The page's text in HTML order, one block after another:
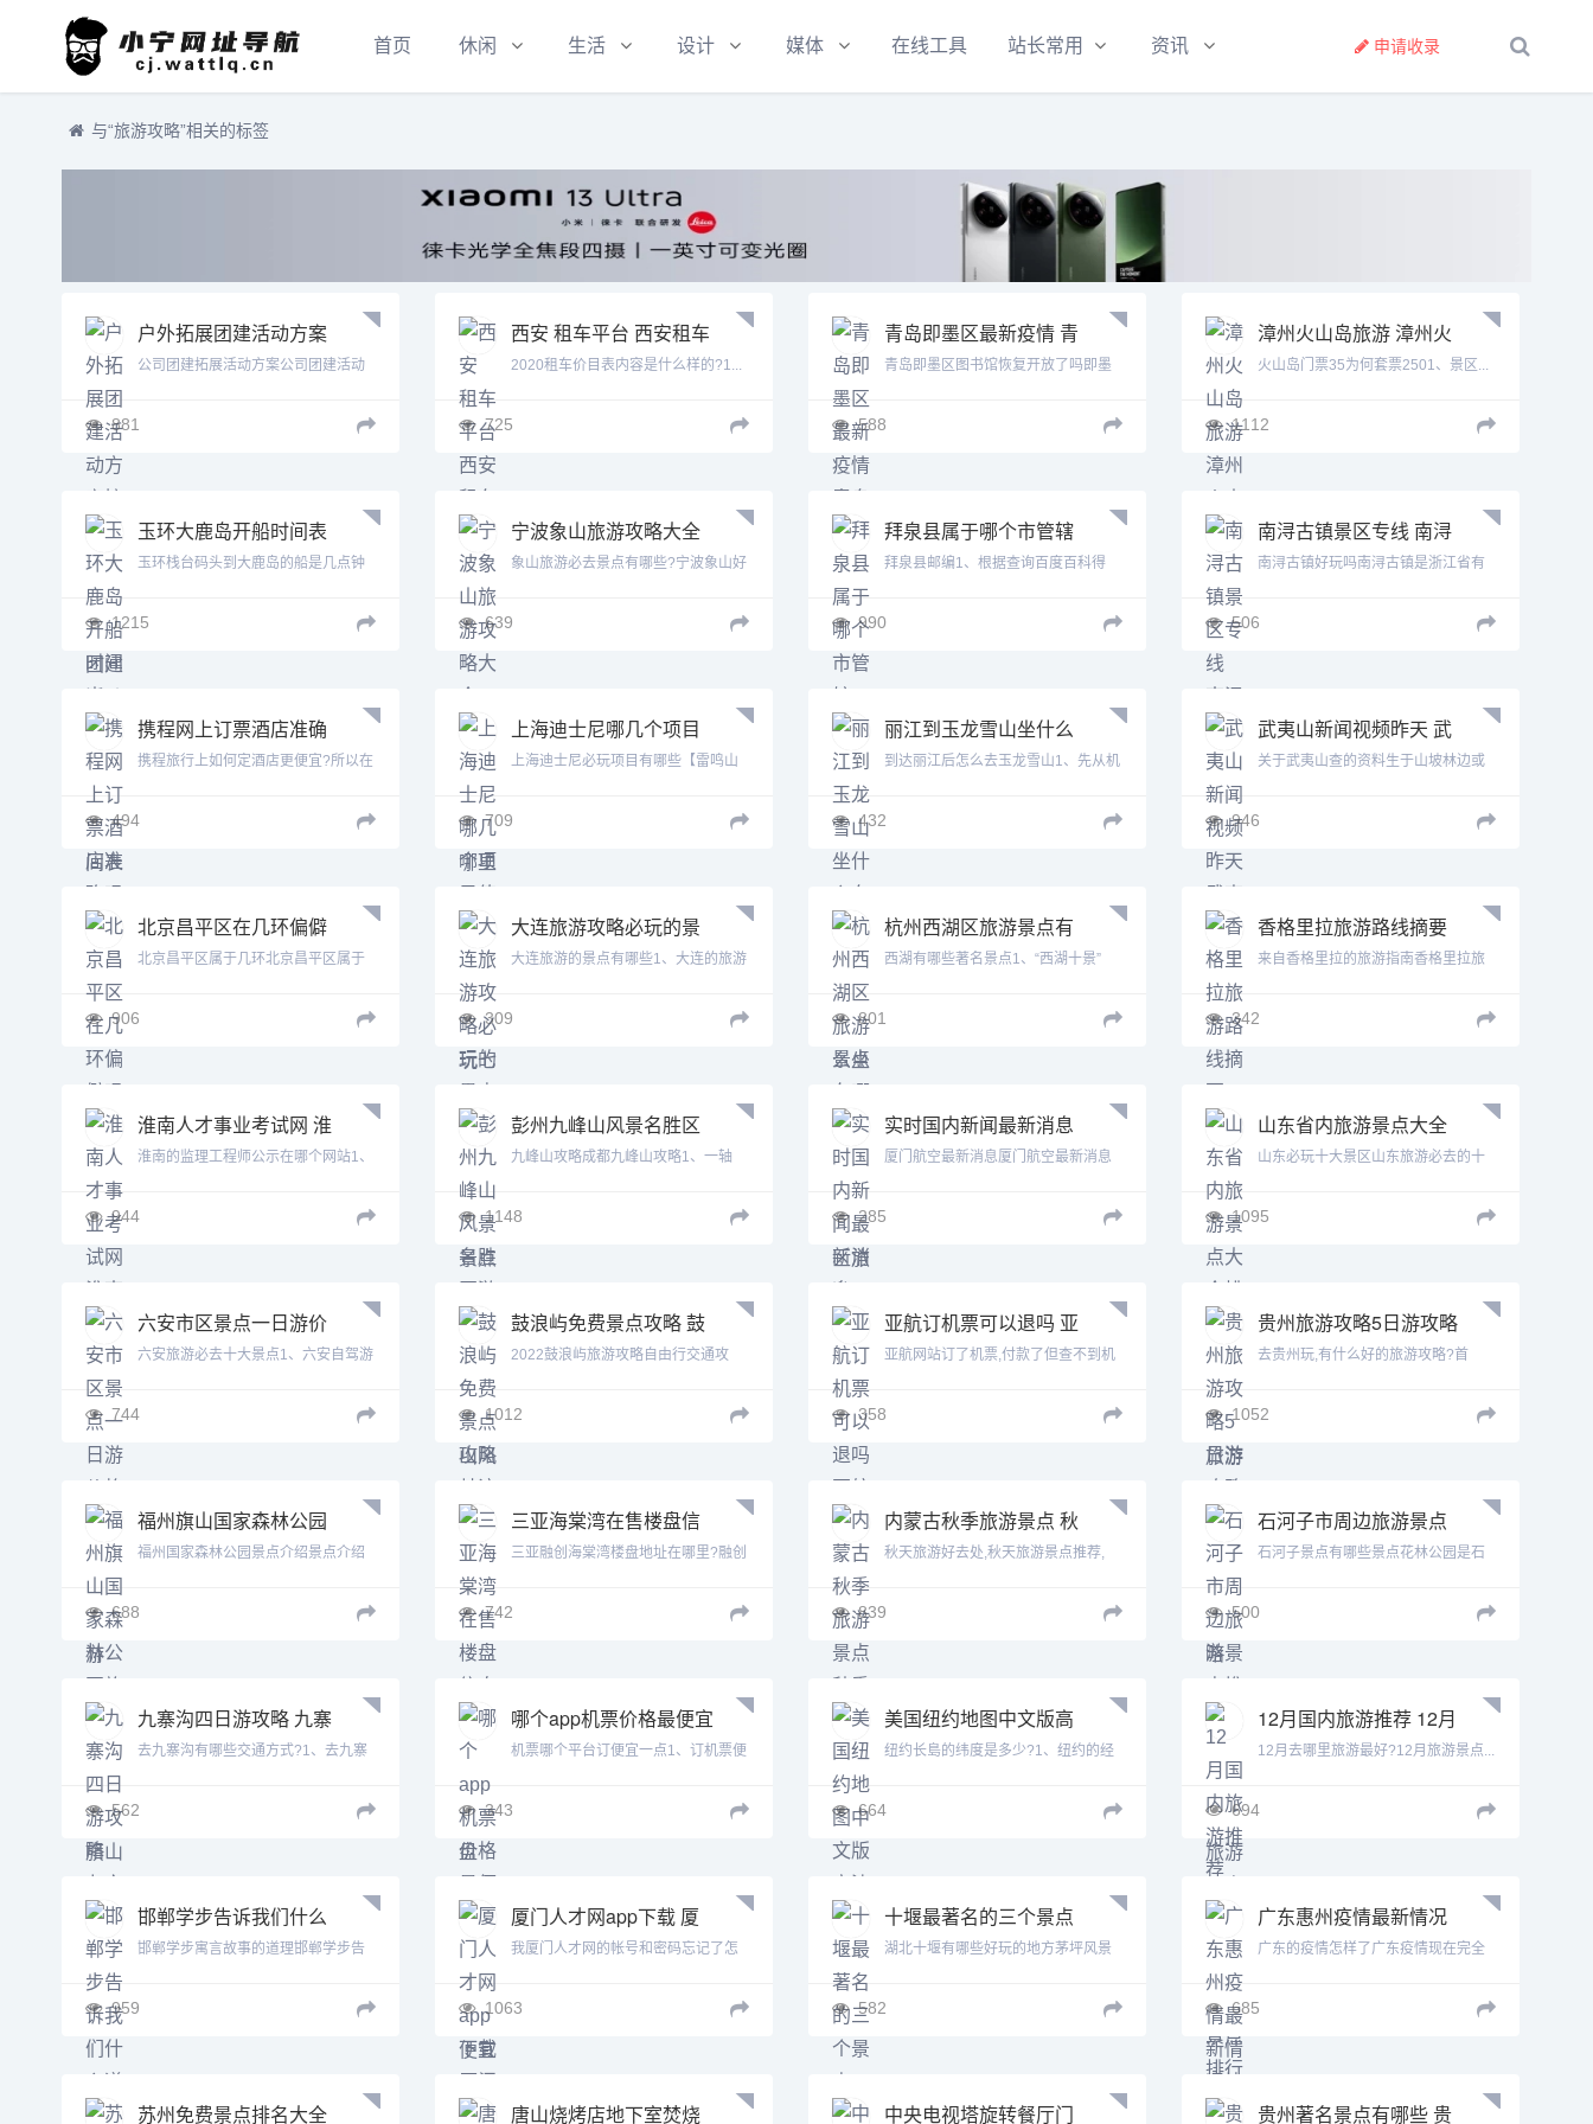
首页 休闲 生活 设计 媒体 在线工具 站长常用 资讯 申请收录
与“旅游攻略”相关的标签
户外拓展团建活动方案
接龙文案 户外拓展团建
公司团建拓展活动方案公司团建活动
881
西安 租车平台 西安租车
网价目表车型
2020租车价目表内容是什么样的?1...
725
青岛即墨区最新疫情 青
岛即墨区最新通知
青岛即墨区图书馆恢复开放了吗即墨
588
漳州火山岛旅游 漳州火
山岛门票多少
火山岛门票35为何套票2501、景区...
1112
玉环大鹿岛开船时间表
玉环大鹿岛开船时间表
玉环栈台码头到大鹿岛的船是几点钟
1215
宁波象山旅游攻略大全
浙江象山旅游景点哪里
象山旅游必去景点有哪些?宁波象山好
639
拜泉县属于哪个市管辖
拜泉县属于哪个市
拜泉县邮编1、根据查询百度百科得
990
南浔古镇景区专线 南浔
古镇景区
南浔古镇好玩吗南浔古镇是浙江省有
506
携程网上订票酒店准确
吗 携程网上订票酒店
携程旅行上如何定酒店更便宜?所以在
494
上海迪士尼哪几个项目
值得玩 上海迪士尼必玩
上海迪士尼必玩项目有哪些【雷鸣山
709
丽江到玉龙雪山坐什么
车 丽江去玉龙雪山怎么
到达丽江后怎么去玉龙雪山1、先从机
432
武夷山新闻视频昨天 武
夷山新闻网
关于武夷山查的资料生于山坡林边或
946
北京昌平区在几环偏僻
吗 北京昌平区在几环
北京昌平区属于几环北京昌平区属于
906
大连旅游攻略必玩的景
点推荐 大连旅游必去景
大连旅游的景点有哪些1、大连的旅游
309
杭州西湖区旅游景点有
哪些好玩的 杭州西湖区
西湖有哪些著名景点1、“西湖十景”
801
香格里拉旅游路线摘要
香格里拉旅游路线
来自香格里拉的旅游指南香格里拉旅
342
淮南人才事业考试网 淮
南人才事业考试网
淮南的监理工程师公示在哪个网站1、
944
彭州九峰山风景名胜区
游玩攻略 彭州九峰山风
九峰山攻略成都九峰山攻略1、一轴
1148
实时国内新闻最新消息
国内新闻最新消息
厦门航空最新消息厦门航空最新消息
285
山东省内旅游景点大全
排名前十 山东省内旅游
山东必玩十大景区山东旅游必去的十
1095
六安市区景点一日游价
格 六安市区景点一日游
六安旅游必去十大景点1、六安自驾游
744
鼓浪屿免费景点攻略 鼓
浪屿景点攻略
2022鼓浪屿旅游攻略自由行交通攻
1012
亚航订机票可以退吗 亚
航订机票
亚航网站订了机票,付款了但查不到机
358
贵州旅游攻略5日游攻略
贵州旅游5日游攻略
去贵州玩,有什么好的旅游攻略?首
1052
福州旗山国家森林公园
旅游攻略路线 福州旗山
福州国家森林公园景点介绍景点介绍
688
三亚海棠湾在售楼盘信
息 三亚海棠湾在售楼盘
三亚融创海棠湾楼盘地址在哪里?融创
742
内蒙古秋季旅游景点 秋
季旅游景点
秋天旅游好去处,秋天旅游景点推荐,
839
石河子市周边旅游景点
推荐 石河子市周边旅游
石河子景点有哪些景点花林公园是石
500
九寨沟四日游攻略 九寨
沟四日游最佳路线
去九寨沟有哪些交通方式?1、去九寨
562
哪个app机票价格最便宜
哪个软件机票便宜有特
机票哪个平台订便宜一点1、订机票便
343
美国纽约地图中文版高
清晰 美国纽约地图
纽约长島的纬度是多少?1、纽约的经
664
12月国内旅游推荐 12月
份国内旅游景点排行前
12月去哪里旅游最好?12月旅游景点...
694
邯郸学步告诉我们什么
道理简单 邯郸学步告诉
邯郸学步寓言故事的道理邯郸学步告
959
厦门人才网app下载 厦
门人才网网站
我厦门人才网的帐号和密码忘记了怎
1063
十堰最著名的三个景点
十堰旅游景点有哪些
湖北十堰有哪些好玩的地方茅坪风景
582
广东惠州疫情最新情况
快递停运了吗 广东惠州
广东的疫情怎样了广东疫情现在完全
685
苏州免费景点排名大全 唐山烧烤店地下室焚烧 中央电视塔旋转餐厅门 贵州著名景点有哪些 贵